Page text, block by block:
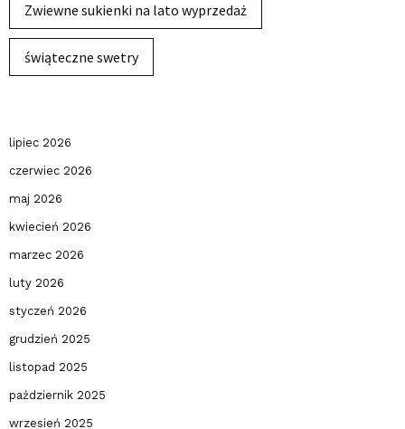
Zwiewne sukienki na lato wyprzedaż
świąteczne swetry
lipiec 2026
czerwiec 2026
maj 2026
kwiecień 2026
marzec 2026
luty 2026
styczeń 2026
grudzień 2025
listopad 2025
październik 2025
wrzesień 2025